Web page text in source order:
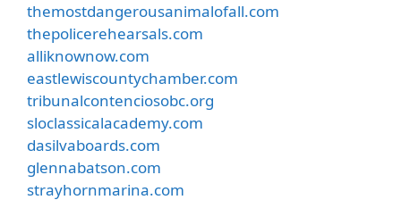
themostdangerousanimalofall.com
thepolicerehearsals.com
alliknownow.com
eastlewiscountychamber.com
tribunalcontenciosobc.org
sloclassicalacademy.com
dasilvaboards.com
glennabatson.com
strayhornmarina.com